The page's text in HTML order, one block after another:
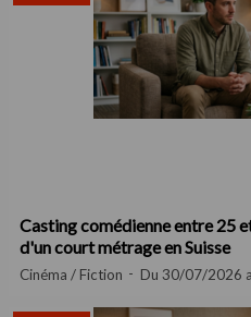
Casting comédienne entre 25
d'un court métrage en Suisse
Cinéma / Fiction Du 30/07/2026